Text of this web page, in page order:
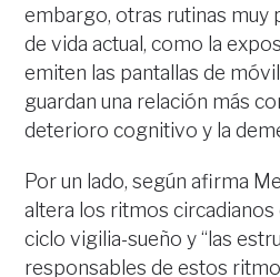
embargo, otras rutinas muy
de vida actual, como la
emiten las pantallas de
guardan una relación más
deterioro cognitivo y la
Por un lado, según afirma
altera los ritmos circadianos
ciclo vigilia-sueño y “las
responsables de estos